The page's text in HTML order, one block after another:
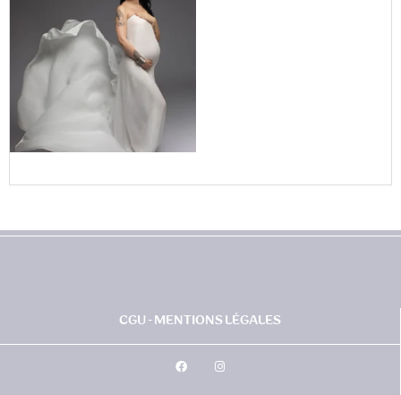
CGU - MENTIONS LÉGALES